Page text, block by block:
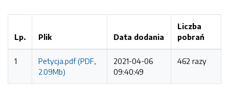
Lp. Plik Data dodania
Liczba
pobrań
1
Petycja.pdf (PDF,
2.09Mb)
2021-04-06
09:40:49
462 razy